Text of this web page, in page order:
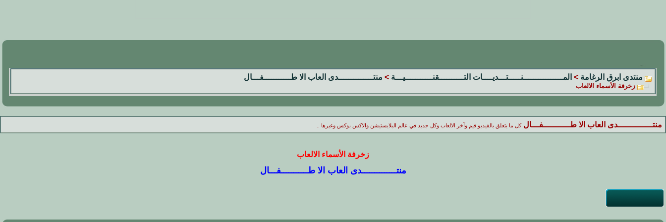
منتدى ابرق الرغامة > المــــــــــــــــنـــــتـــديــــات التــــــــــقنـــــــــــيـــة > منتــــــــــــــدى العاب الا طـــــــــــفـــال
زخرفة الأسماء الالعاب
منتــــــــــــــدى العاب الا طـــــــــــفـــال كل ما يتعلق بالفيديو قيم وآخر الالعاب وكل جديد في عالم البلايستيشن والاكس بوكس وغيرها ..
زخرفة الأسماء الالعاب
منتــــــــــــــدى العاب الا طـــــــــــفـــال